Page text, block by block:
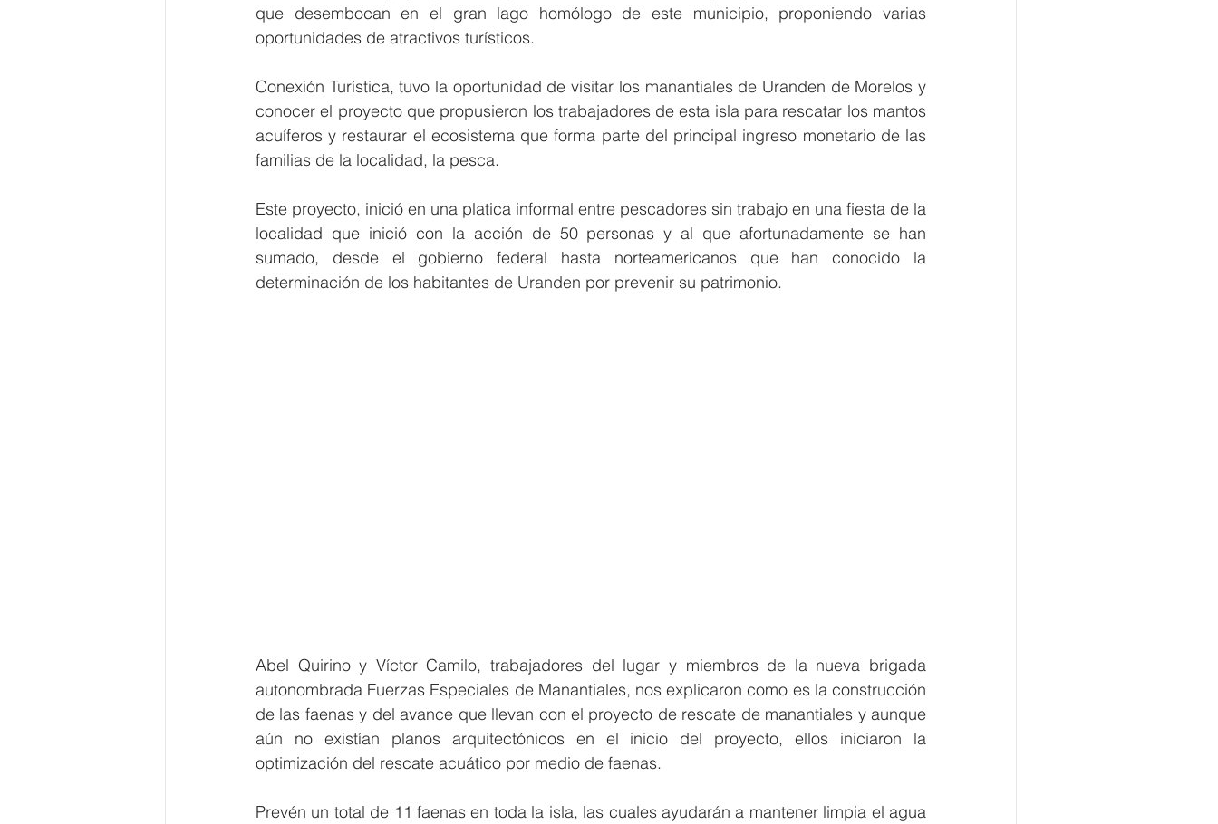
que desembocan en el gran lago homólogo de este municipio, proponiendo varias
oportunidades de atractivos turísticos.
Conexión Turística, tuvo la oportunidad de visitar los manantiales de Uranden de Morelos y
conocer el proyecto que propusieron los trabajadores de esta isla para rescatar los mantos
acuíferos y restaurar el ecosistema que forma parte del principal ingreso monetario de las
familias de la localidad, la pesca.
Este proyecto, inició en una platica informal entre pescadores sin trabajo en una fiesta de la
localidad que inició con la acción de 50 personas y al que afortunadamente se han
sumado, desde el gobierno federal hasta norteamericanos que han conocido la
determinación de los habitantes de Uranden por prevenir su patrimonio.
Abel Quirino y Víctor Camilo, trabajadores del lugar y miembros de la nueva brigada
autonombrada Fuerzas Especiales de Manantiales, nos explicaron como es la construcción
de las faenas y del avance que llevan con el proyecto de rescate de manantiales y aunque
aún no existían planos arquitectónicos en el inicio del proyecto, ellos iniciaron la
optimización del rescate acuático por medio de faenas.
Prevén un total de 11 faenas en toda la isla, las cuales ayudarán a mantener limpia el agua